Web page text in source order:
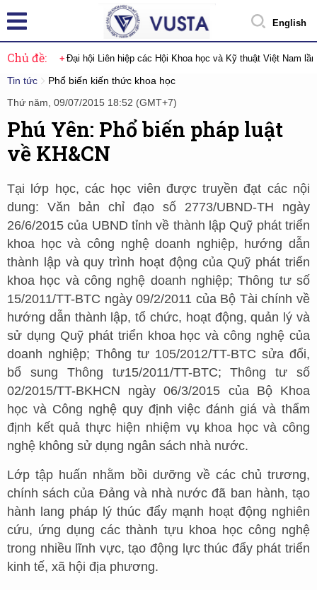
English
Chủ đề: Đại hội Liên hiệp các Hội Khoa học và Kỹ thuật Việt Nam
Tin tức
Phổ biến kiến thức khoa học
Thứ năm, 09/07/2015 18:52 (GMT+7)
Phú Yên: Phổ biến pháp luật
về KH&CN
Tại lớp học, các học viên được truyền đạt các nội
dung: Văn bản chỉ đạo số 2773/UBND-TH ngày
26/6/2015 của UBND tỉnh về thành lập Quỹ phát triển
khoa học và công nghệ doanh nghiệp, hướng dẫn
thành lập và quy trình hoạt động của Quỹ phát triển
khoa học và công nghệ doanh nghiệp; Thông tư số
15/2011/TT-BTC ngày 09/2/2011 của Bộ Tài chính về
hướng dẫn thành lập, tổ chức, hoạt động, quản lý và
sử dụng Quỹ phát triển khoa học và công nghệ của
doanh nghiệp; Thông tư 105/2012/TT-BTC sửa đổi,
bổ sung Thông tư15/2011/TT-BTC; Thông tư số
02/2015/TT-BKHCN ngày 06/3/2015 của Bộ Khoa
học và Công nghệ quy định việc đánh giá và thẩm
định kết quả thực hiện nhiệm vụ khoa học và công
nghệ không sử dụng ngân sách nhà nước.
Lớp tập huấn nhằm bồi dưỡng về các chủ trương,
chính sách của Đảng và nhà nước đã ban hành, tạo
hành lang pháp lý thúc đẩy mạnh hoạt động nghiên
cứu, ứng dụng các thành tựu khoa học công nghệ
trong nhiều lĩnh vực, tạo động lực thúc đẩy phát triển
kinh tế, xã hội địa phương.